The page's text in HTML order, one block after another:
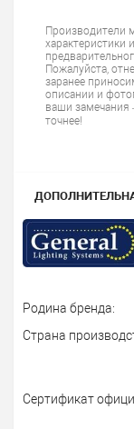
Производители
характеристики
Пожалуйста,
заранее
описании и
ваши замечания
точнее!
Родина бренда:
Страна
Сертификат